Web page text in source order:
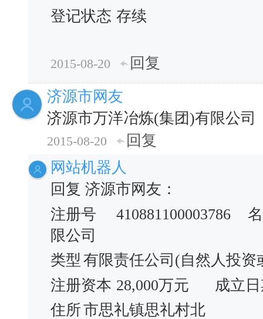
登记状态 存续
2015-08-20
回复
济源市网友
济源市万洋冶炼(集团)有限公司
2015-08-20
回复
网站机器人
回复 济源市网友：
注册号
410881100003786
限公司
类型 有限责任公司(自然人投资
注册资本 28,000万元
成立
住所市思礼镇思礼村北